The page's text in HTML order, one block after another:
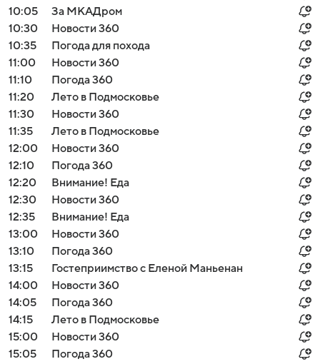
10:05
За МКАДром
10:30
Новости 360
10:35
Погода для похода
11:00
Новости 360
11:10
Погода 360
11:20
Лето в Подмосковье
11:30
Новости 360
11:35
Лето в Подмосковье
12:00
Новости 360
12:10
Погода 360
12:20
Внимание! Еда
12:30
Новости 360
12:35
Внимание! Еда
13:00
Новости 360
13:10
Погода 360
13:15
Гостеприимство с Еленой Маньенан
14:00
Новости 360
14:05
Погода 360
14:15
Лето в Подмосковье
15:00
Новости 360
15:05
Погода 360